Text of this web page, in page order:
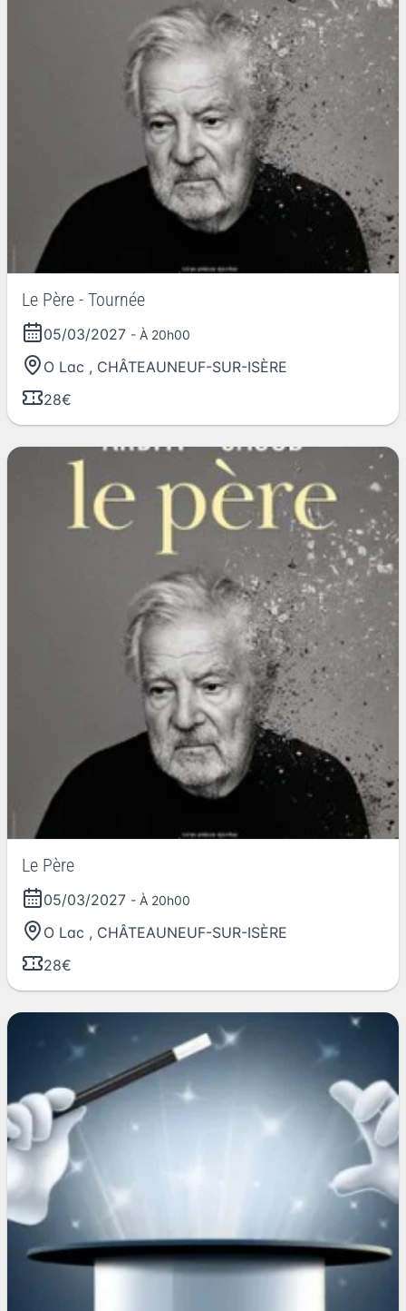
Le Père - Tournée
05/03/2027 - À 20h00
O Lac , CHÂTEAUNEUF-SUR-ISÈRE
28€
Le Père
05/03/2027 - À 20h00
O Lac , CHÂTEAUNEUF-SUR-ISÈRE
28€